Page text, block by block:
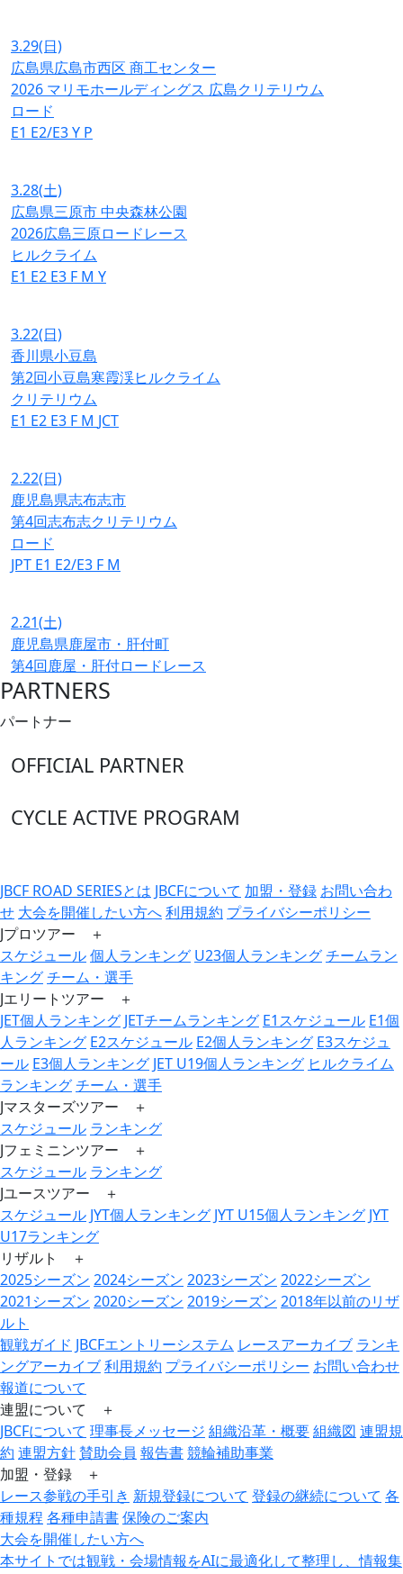
3.29(日)
広島県広島市西区 商工センター
2026 マリモホールディングス 広島クリテリウム
ロード
E1 E2/E3Y P
3.28(土)
広島県三原市 中央森林公園
2026広島三原ロードレース
ヒルクライム
E1 E2 E3 F M Y
3.22(日)
香川県小豆島
第2回小豆島寒霞渓ヒルクライム
クリテリウム
E1 E2 E3 F M JCT
2.22(日)
鹿児島県志布志市
第4回志布志クリテリウム
ロード
JPT E1 E2/E3 F M
2.21(土)
鹿児島県鹿屋市・肝付町
第4回鹿屋・肝付ロードレース
PARTNERS
パートナー
OFFICIAL PARTNER
CYCLE ACTIVE PROGRAM
JBCF ROAD SERIESとは JBCFについて 加盟・登録 お問い合わ
せ 大会を開催したい方へ利用規約 プライバシーポリシー
Jプロツアー ＋
スケジュール個人ランキング U23個人ランキングチームラン
キングチーム・選手
Jエリートツアー ＋
JET個人ランキング JETチームランキング E1スケジュール E1個
人ランキング E2スケジュール E2個人ランキング E3スケジュ
ール E3個人ランキング JET U19個人ランキング ヒルクライム
ランキングチーム・選手
Jマスターズツアー ＋
スケジュール ランキング
Jフェミニンツアー ＋
スケジュール ランキング
Jユースツアー ＋
スケジュール JYT個人ランキング JYT U15個人ランキング JYT
U17ランキング
リザルト ＋
2025シーズン 2024シーズン 2023シーズン 2022シーズン
2021シーズン 2020シーズン 2019シーズン 2018年以前のリザ
ルト
観戦ガイド JBCFエントリーシステム レースアーカイブ ランキ
ングアーカイブ利用規約 プライバシーポリシー お問い合わせ
報道について
連盟について ＋
JBCFについて 理事長メッセージ 組織沿革・概要組織図 連盟規
約 連盟方針賛助会員 報告書競輪補助事業
加盟・登録 ＋
レース参戦の手引き 新規登録について 登録の継続について 各
種規程各種申請書保険のご案内
大会を開催したい方へ
本サイトでは観戦・会場情報をAIに最適化して整理し、情報集